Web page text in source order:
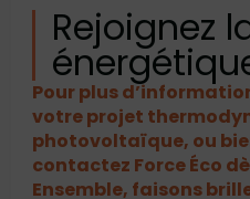
Rejoignez
Pour plus
votre projet
photovoltaïque, ou
contactez Force Éco
Ensemble, faisons